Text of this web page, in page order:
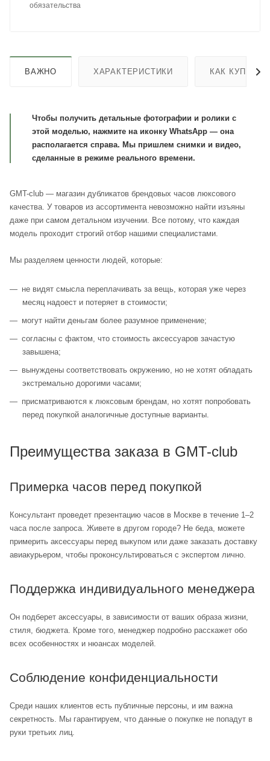
обязательства
ВАЖНО ХАРАКТЕРИСТИКИ КАК КУПИТЬ
Чтобы получить детальные фотографии и ролики с
этой моделью, нажмите на иконку WhatsApp — она
располагается справа. Мы пришлем снимки и видео,
сделанные в режиме реального времени.
GMT-club — магазин дубликатов брендовых часов люксового
качества. У товаров из ассортимента невозможно найти изъяны
даже при самом детальном изучении. Все потому, что каждая
модель проходит строгий отбор нашими специалистами.
Мы разделяем ценности людей, которые:
не видят смысла переплачивать за вещь, которая уже через
месяц надоест и потеряет в стоимости;
могут найти деньгам более разумное применение;
согласны с фактом, что стоимость аксессуаров зачастую
завышена;
вынуждены соответствовать окружению, но не хотят обладать
экстремально дорогими часами;
присматриваются к люксовым брендам, но хотят попробовать
перед покупкой аналогичные доступные варианты.
Преимущества заказа в GMT-club
Примерка часов перед покупкой
Консультант проведет презентацию часов в Москве в течение 1–2
часа после запроса. Живете в другом городе? Не беда, можете
примерить аксессуары перед выкупом или даже заказать доставку
авиакурьером, чтобы проконсультироваться с экспертом лично.
Поддержка индивидуального менеджера
Он подберет аксессуары, в зависимости от ваших образа жизни,
стиля, бюджета. Кроме того, менеджер подробно расскажет обо
всех особенностях и нюансах моделей.
Соблюдение конфиденциальности
Среди наших клиентов есть публичные персоны, и им важна
секретность. Мы гарантируем, что данные о покупке не попадут в
руки третьих лиц.